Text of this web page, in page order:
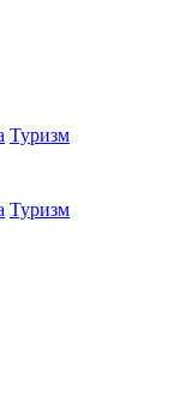
Туризм
Туризм